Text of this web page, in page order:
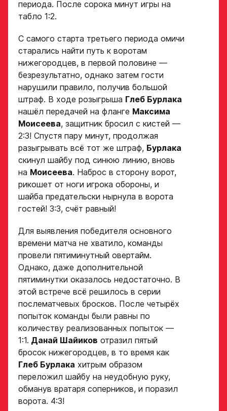
периода. После сорока минут игры на
табло 1:2.
С самого старта третьего периода омичи
старались найти путь к воротам
нижегородцев, в первой половине —
безрезультатно, однако затем гости
нарушили правило, получив большой
штраф. В ходе розыгрыша Глеб Бурлака
нашёл передачей на фланге Максима
Моисеева, защитник бросил с кистей —
2:3! Спустя пару минут, продолжая
разыгрывать всё тот же штраф, Бурлака
скинул шайбу под синюю линию, вновь
на Моисеева. Наброс в сторону ворот,
рикошет от ноги игрока обороны, и
шайба предательски нырнула в ворота
гостей! 3:3, счёт равный!
Для выявления победителя основного
времени матча не хватило, команды
провели пятиминутный овертайм.
Однако, даже дополнительной
пятиминутки оказалось недостаточно. В
этой встрече всё решилось в серии
послематчевых бросков. После четырёх
попыток команды были равны по
количеству реализованных попыток —
1:1. Данай Шайиков отразил пятый
бросок нижегородцев, в то время как
Глеб Бурлака хитрым образом
переложил шайбу на неудобную руку,
обманув вратаря соперников, и поразил
ворота. 4:3!
Рост, вес игрока
Опыт игры в хоккей
Амплуа игрока
если опыта игры нет,
оставьте это поле пустым
ФИО законного
представителя
Номер телефона
представителя
Нажимая кнопку
«Отправить»,
вы принимаете
обработки
персональных
данных
Ассоциации
ХК Авангард
Отправленная заявка
попадает в базу
скаутского отдела
Ссылка на профиль
выступления в Первенстве
России среди федеральных
округов (
https://fhr.ru/hockey-
of-russia/docs/youthcomp/
обязателен для тех, кто
подаёт заявку.
Название школы /
команды, за которую
играет спортсмен
в настоящее время
Хват клюшки
Нарезки игровых смен
в двух крайних играх
Поместите в строку ответа
ссылку на облачное
хранилище, на которое
загружены видео
Игровой номер
ФИО законного
представителя
СПАСИБО ЗА ЗАЯВКУ!
Если данные ученика соответствуют
требованиям для обучения в Академии, мы
свяжемся с вами в течение 5 рабочих дней.
Ok